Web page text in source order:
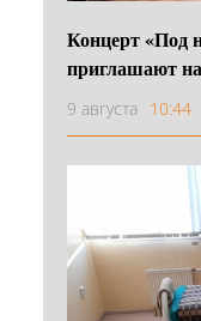
Концерт «Под
приглашают
9 августа 10:44